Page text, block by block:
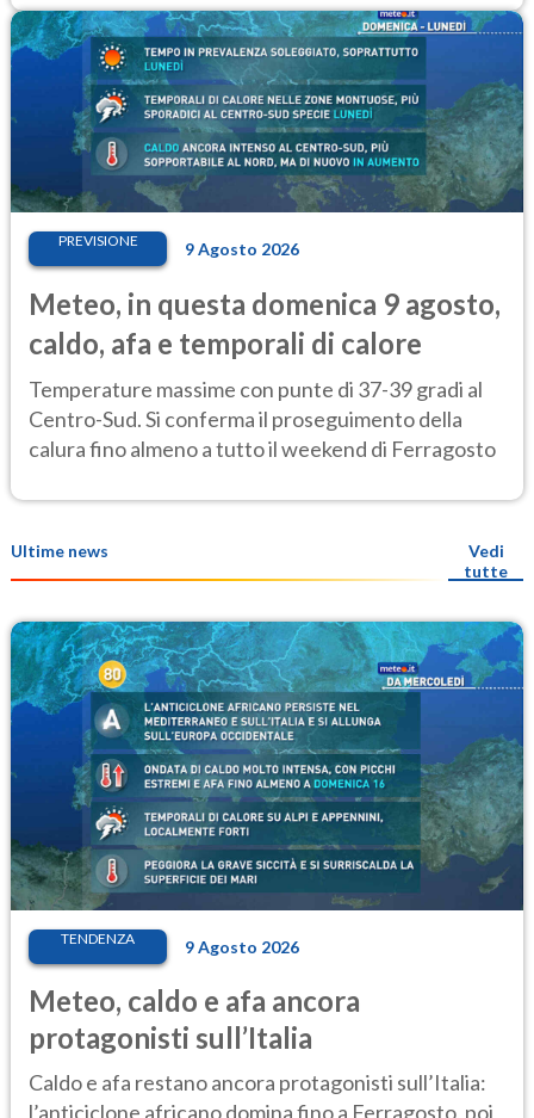
PREVISIONE 9 Agosto 2026
Meteo, in questa domenica 9 agosto,
caldo, afa e temporali di calore
Temperature massime con punte di 37-39 gradi al
Centro-Sud. Si conferma il proseguimento della
calura fino almeno a tutto il weekend di Ferragosto
Ultime news
Vedi
tutte
TENDENZA 9 Agosto 2026
Meteo, caldo e afa ancora
protagonisti sull’Italia
Caldo e afa restano ancora protagonisti sull’Italia:
l’anticiclone africano domina fino a Ferragosto, poi